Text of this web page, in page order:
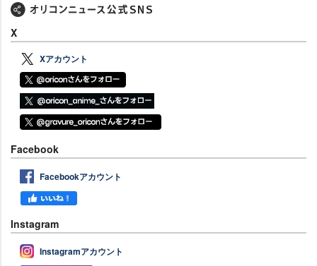
X
Xアカウント
Facebook
Facebookアカウント
Instagram
Instagramアカウント